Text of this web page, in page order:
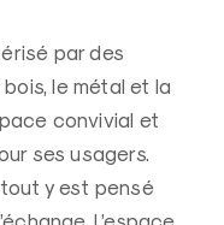
par des
le métal et la
convivial et
ses usagers.
tout y est pensé